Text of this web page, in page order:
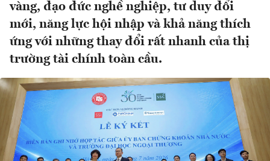
vàng, đạo đức nghề nghiệp, tư duy đổi
mới, năng lực hội nhập và khả năng thích
ứng với những thay đổi rất nhanh của thị
trường tài chính toàn cầu.